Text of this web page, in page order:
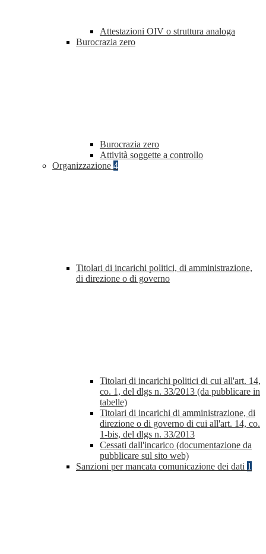
Attestazioni OIV o struttura analoga
Burocrazia zero
Burocrazia zero
Attività soggette a controllo
Organizzazione 4
Titolari di incarichi politici, di amministrazione,
di direzione o di governo
Titolari di incarichi politici di cui all'art. 14,
co. 1, del dlgs n. 33/2013 (da pubblicare in
tabelle)
Titolari di incarichi di amministrazione, di
direzione o di governo di cui all'art. 14, co.
1-bis, del dlgs n. 33/2013
Cessati dall'incarico (documentazione da
pubblicare sul sito web)
Sanzioni per mancata comunicazione dei dati 1